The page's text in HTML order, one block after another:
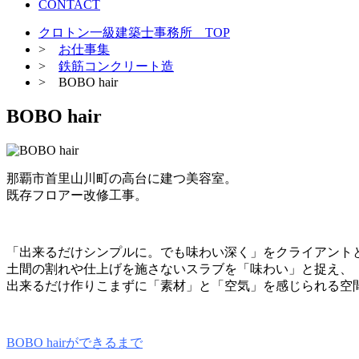
CONTACT
クロトン一級建築士事務所 TOP
> お仕事集
> 鉄筋コンクリート造
> BOBO hair
BOBO hair
那覇市首里山川町の高台に建つ美容室。
既存フロアー改修工事。
「出来るだけシンプルに。でも味わい深く」をクライアント
土間の割れや仕上げを施さないスラブを「味わい」と捉え、
出来るだけ作りこまずに「素材」と「空気」を感じられる空
BOBO hairができるまで